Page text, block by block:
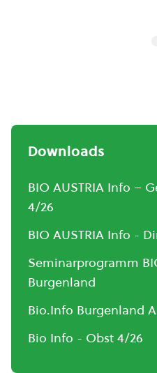
Downloads
BIO AUSTRIA Info –
4/26
BIO AUSTRIA Info -
Seminarprogramm
Burgenland
Bio.Info Burgenland
Bio Info - Obst 4/26